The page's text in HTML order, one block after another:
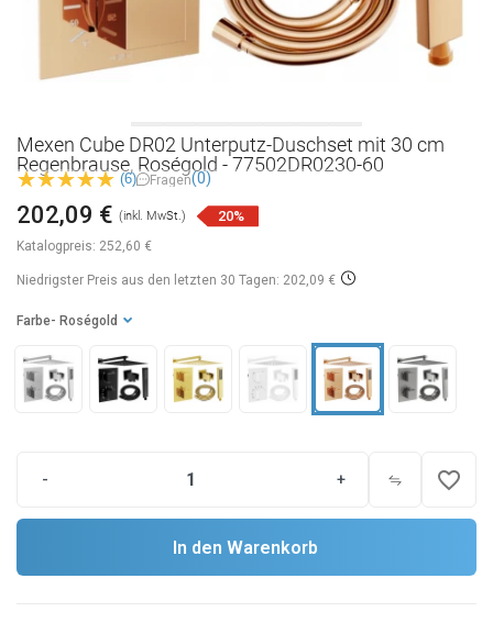
Mexen Cube DR02 Unterputz-Duschset mit 30 cm
Regenbrause, Roségold - 77502DR0230-60
(6) Fragen(0)
Katalogpreis: 252,60 €
202,09 € (inkl. MwSt.) 20%
Niedrigster Preis aus den letzten 30 Tagen: 202,09 €
Farbe - Roségold
- + favorite_border
In den Warenkorb